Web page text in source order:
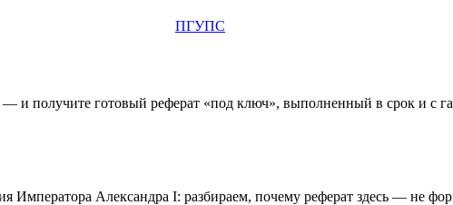
ПГУПС
и получите готовый реферат «под ключ», выполненный в срок и с
Императора Александра I: разбираем, почему реферат здесь — не